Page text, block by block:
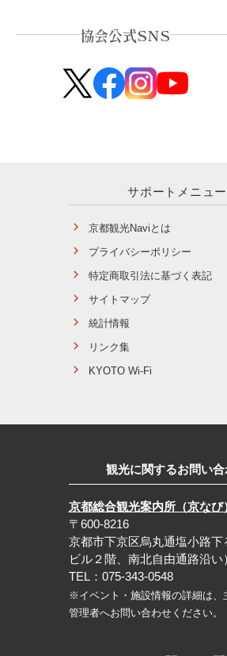
協会公式SNS
サポートメニュー
京都観光Naviとは
プライバシーポリシー
特定商取引法に基づく表記
サイトマップ
統計情報
リンク集
KYOTO Wi-Fi
観光に関するお問い
京都総合観光案内所（京なび）
〒600-8216
京都市下京区烏丸通塩小路下
ビル２階、南北自由通路沿い）
TEL：075-343-0548
※イベント・施設情報の詳細は、
管理者へお問い合わせください。